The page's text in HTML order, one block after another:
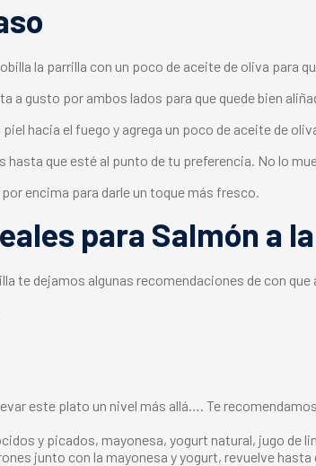
la parrilla con un poco de aceite de oliva para
a gusto por ambos lados para que quede bien
hacia el fuego y agrega un poco de aceite de
hasta que esté al punto de tu preferencia. No lo
encima para darle un toque más fresco.
para Salmón a
te dejamos algunas recomendaciones de con que
este plato un nivel más allá…. Te
y picados, mayonesa, yogurt natural, jugo de
junto con la mayonesa y yogurt, revuelve